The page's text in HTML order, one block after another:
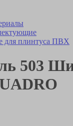
для плинтуса ПВХ
503